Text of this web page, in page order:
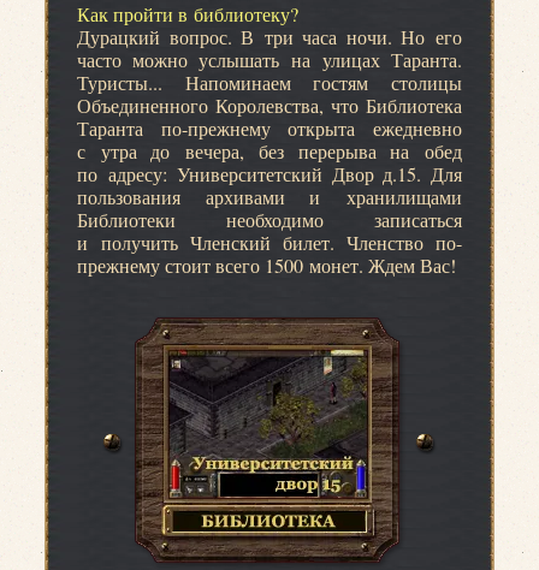
Как пройти в библиотеку?
Дурацкий вопрос. В три часа ночи. Но его
часто можно услышать на улицах Таранта.
Туристы... Напоминаем гостям столицы
Объединенного Королевства, что Библиотека
Таранта по-прежнему открыта ежедневно
с утра до вечера, без перерыва на обед
по адресу: Университетский Двор д.15. Для
пользования архивами и хранилищами
Библиотеки необходимо записаться
и получить Членский билет. Членство по-
прежнему стоит всего 1500 монет. Ждем Вас!